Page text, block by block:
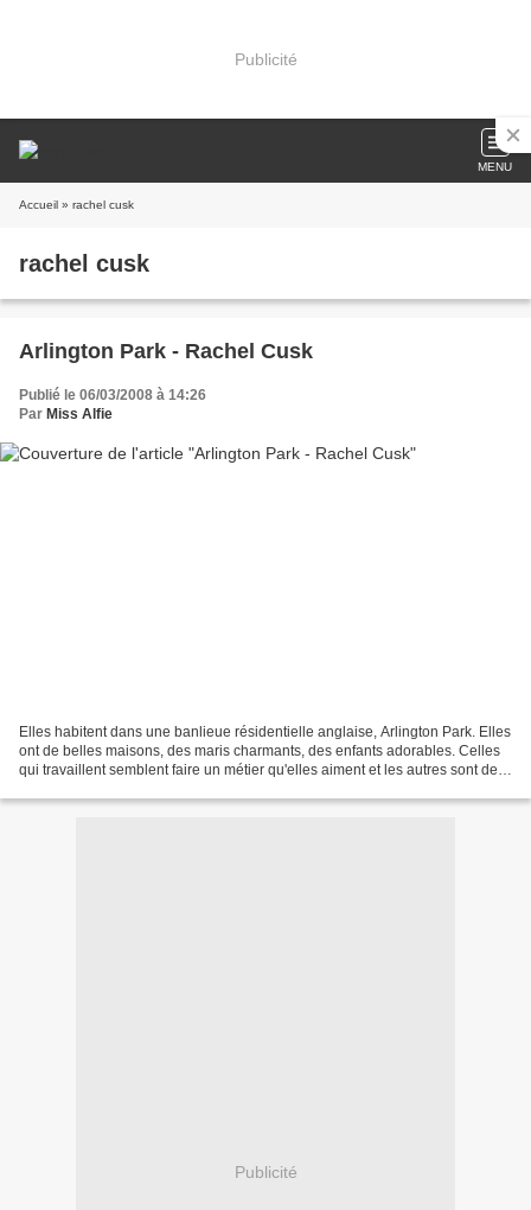
Publicité
MENU
Accueil » rachel cusk
rachel cusk
Arlington Park - Rachel Cusk
Publié le 06/03/2008 à 14:26
Par Miss Alfie
Elles habitent dans une banlieue résidentielle anglaise, Arlington Park. Elles
ont de belles maisons, des maris charmants, des enfants adorables. Celles
qui travaillent semblent faire un métier qu'elles aiment et les autres sont de
Publicité